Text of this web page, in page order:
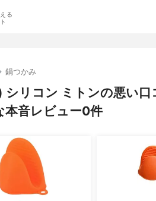
る
鍋つかみ
リコン ミトンの悪い口
本音レビュー0件